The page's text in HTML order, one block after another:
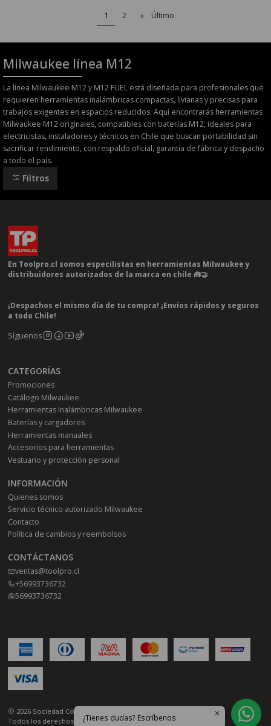
1 2 » Último
Milwaukee línea M12
La línea Milwaukee M12 y M12 FUEL está diseñada para profesionales que
requieren herramientas inalámbricas compactas, livianas y precisas para
trabajos exigentes en espacios reducidos. Aquí encontrarás herramientas
Milwaukee M12 originales, compatibles con baterías M12, ideales para
electricistas, instaladores y técnicos en Chile que buscan portabilidad sin
sacrificar rendimiento, con respaldo oficial, garantía de fábrica y despacho
a todo el país.
Filtros
En Toolpro.cl somos especilistas en herramientas Milwaukee y
distribuidores autorizados de la marca en chile 🧰🤝
¡Despachos el mismo día de tu compra! ¡Envíos rápidos y seguros
a todo Chile!
Síguenos
CATEGORÍAS
Promociones
Catálogo Milwaukee
Herramientas Inalámbricas Milwaukee
Baterías y cargadores
Herramientas manuales
Accesorios para herramientas
Vestuario y protección personal
INFORMACIÓN
Quienes somos
Servicio técnico autorizado Milwaukee
Contacto
Política de cambios y reembolsos
CONTÁCTANOS
ventas@toolpro.cl
+56993736732
56993736732
2026 Sociedad Comercial Toolpro SPA.
Todos los derechos reservados.Desarrollado por Jumpseller
¿Tienes dudas? Escríbenos